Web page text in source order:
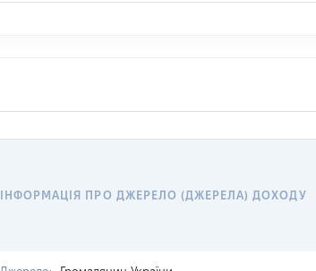
ІНФОРМАЦІЯ ПРО ДЖЕРЕЛО (ДЖЕРЕЛА) ДОХОДУ